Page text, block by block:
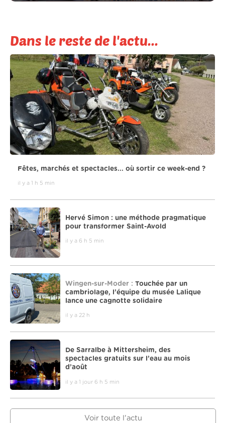
Dans le reste de l'actu...
Fêtes, marchés et spectacles... où sortir ce week-end ?
il y a 1 h 5 min
Hervé Simon : une méthode pragmatique
pour transformer Saint-Avold
il y a 6 h 5 min
Wingen-sur-Moder : Touchée par un
cambriolage, l’équipe du musée Lalique
lance une cagnotte solidaire
il y a 22 h
De Sarralbe à Mittersheim, des
spectacles gratuits sur l’eau au mois
d’août
il y a 1 jour 6 h 5 min
Voir toute l'actu